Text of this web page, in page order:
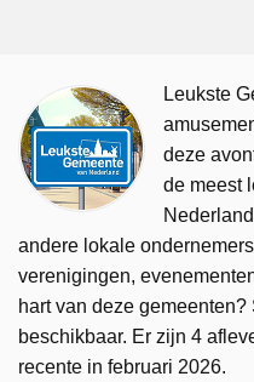
Leukste
deze
de meest
andere lokale
verenigingen,
hart van deze
beschikbaar. Er zijn 4
recente in februari 2026.